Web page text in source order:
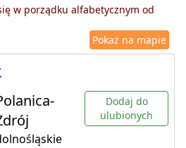
w porządku alfabetycznym od
Pokaż na mapie
Dodaj do
ulubionych